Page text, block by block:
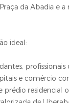
da Abadia e
ideal:
profissionais
e comércio
prédio residencial